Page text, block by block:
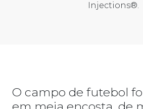
Injections®.
O campo de futebol